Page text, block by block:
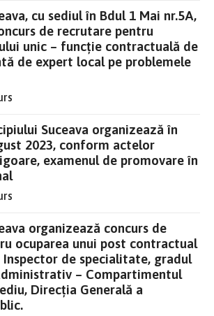
cu sediul în Bdul 1 Mai nr.5A,
de recrutare pentru
unic – funcție contractuală de
de expert local pe problemele
Suceava organizează în
2023, conform actelor
examenul de promovare în
organizează concurs de
ocuparea unui post contractual
Inspector de specialitate, gradul
– Compartimentul
Direcția Generală a